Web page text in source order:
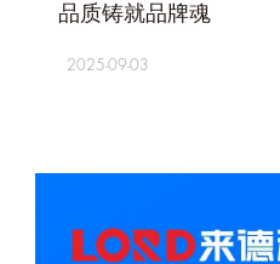
品质铸就品牌魂
2025-09-03